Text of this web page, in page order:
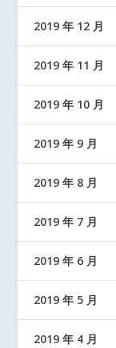
2019 年 12 月
2019 年 11 月
2019 年 10 月
2019 年 9 月
2019 年 8 月
2019 年 7 月
2019 年 6 月
2019 年 5 月
2019 年 4 月